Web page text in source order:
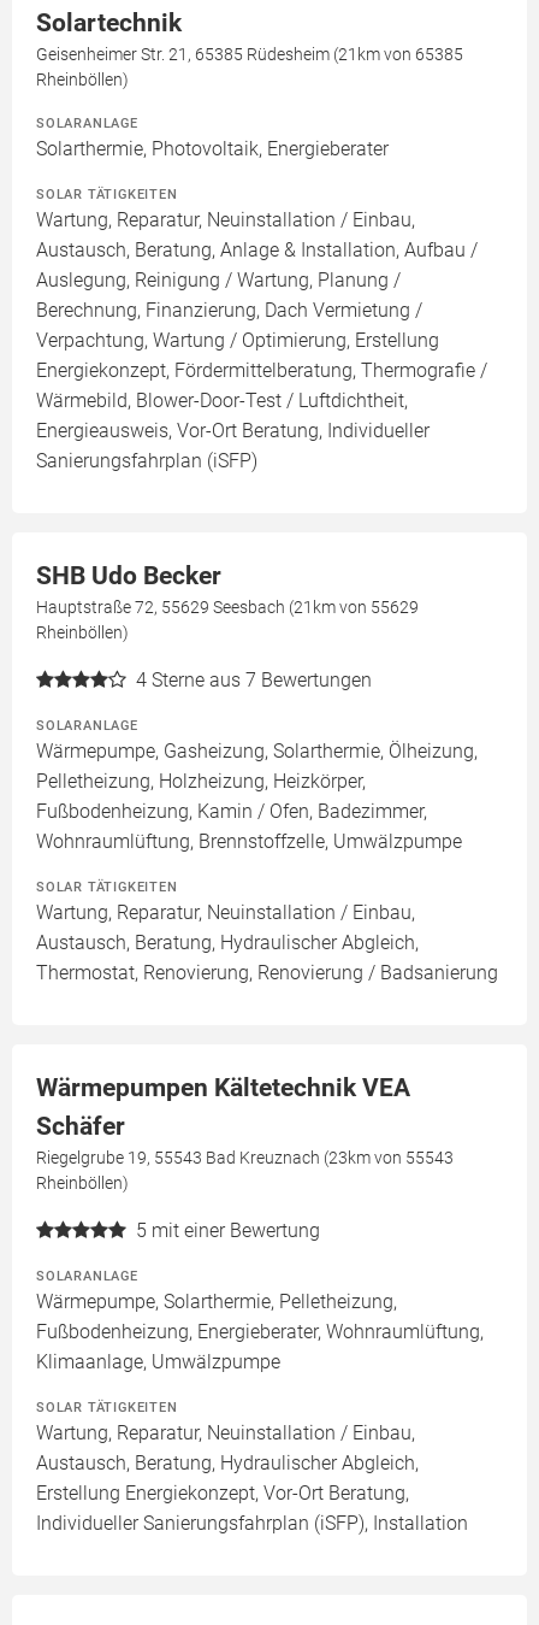
Solartechnik
Geisenheimer Str. 21, 65385 Rüdesheim (21km von 65385
Rheinböllen)
SOLARANLAGE
Solarthermie, Photovoltaik, Energieberater
SOLAR TÄTIGKEITEN
Wartung, Reparatur, Neuinstallation / Einbau,
Austausch, Beratung, Anlage & Installation, Aufbau /
Auslegung, Reinigung / Wartung, Planung /
Berechnung, Finanzierung, Dach Vermietung /
Verpachtung, Wartung / Optimierung, Erstellung
Energiekonzept, Fördermittelberatung, Thermografie /
Wärmebild, Blower-Door-Test / Luftdichtheit,
Energieausweis, Vor-Ort Beratung, Individueller
Sanierungsfahrplan (iSFP)
SHB Udo Becker
Hauptstraße 72, 55629 Seesbach (21km von 55629
Rheinböllen)
4 Sterne aus 7 Bewertungen
SOLARANLAGE
Wärmepumpe, Gasheizung, Solarthermie, Ölheizung,
Pelletheizung, Holzheizung, Heizkörper,
Fußbodenheizung, Kamin / Ofen, Badezimmer,
Wohnraumlüftung, Brennstoffzelle, Umwälzpumpe
SOLAR TÄTIGKEITEN
Wartung, Reparatur, Neuinstallation / Einbau,
Austausch, Beratung, Hydraulischer Abgleich,
Thermostat, Renovierung, Renovierung / Badsanierung
Wärmepumpen Kältetechnik VEA
Schäfer
Riegelgrube 19, 55543 Bad Kreuznach (23km von 55543
Rheinböllen)
5 mit einer Bewertung
SOLARANLAGE
Wärmepumpe, Solarthermie, Pelletheizung,
Fußbodenheizung, Energieberater, Wohnraumlüftung,
Klimaanlage, Umwälzpumpe
SOLAR TÄTIGKEITEN
Wartung, Reparatur, Neuinstallation / Einbau,
Austausch, Beratung, Hydraulischer Abgleich,
Erstellung Energiekonzept, Vor-Ort Beratung,
Individueller Sanierungsfahrplan (iSFP), Installation